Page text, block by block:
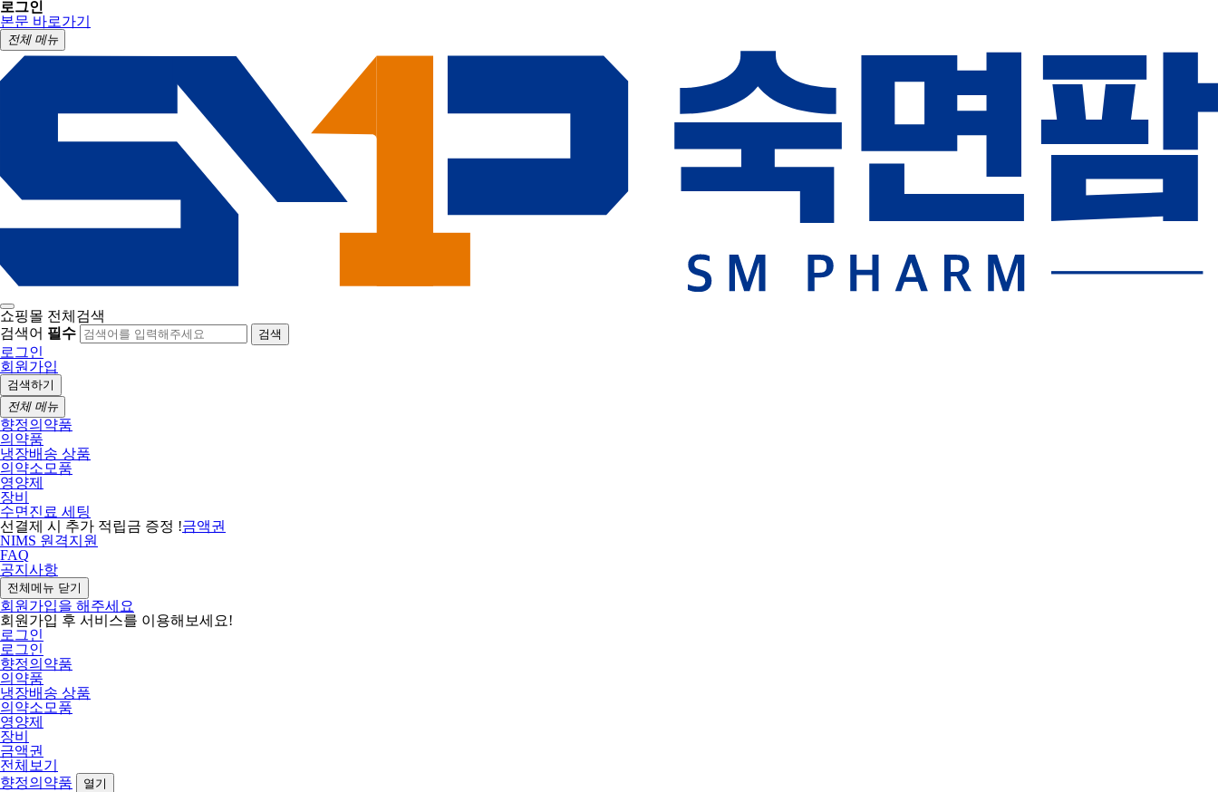
로그인
본문 바로가기
전체 메뉴
쇼핑몰 전체검색
검색어 필수 검색
로그인
회원가입
검색하기
전체 메뉴
향정의약품
의약품
냉장배송 상품
의약소모품
영양제
장비
수면진료 세팅
선결제 시 추가 적립금 증정 !금액권
NIMS 원격지원
FAQ
공지사항
전체메뉴 닫기
회원가입을 해주세요
회원가입 후 서비스를 이용해보세요!
로그인
로그인
향정의약품
의약품
냉장배송 상품
의약소모품
영양제
장비
금액권
전체보기
향정의약품
열기